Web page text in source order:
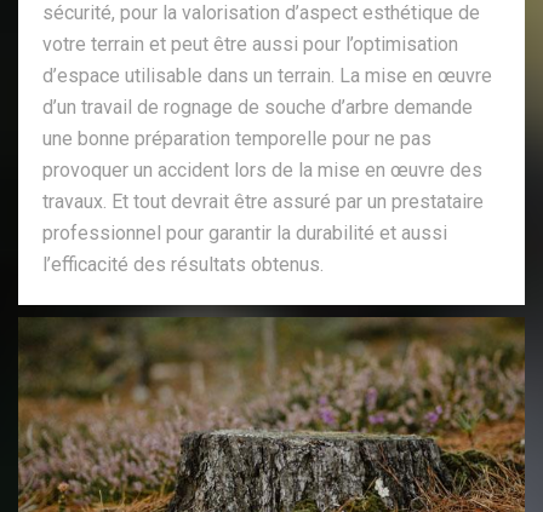
sécurité, pour la valorisation d’aspect esthétique de
votre terrain et peut être aussi pour l’optimisation
d’espace utilisable dans un terrain. La mise en œuvre
d’un travail de rognage de souche d’arbre demande
une bonne préparation temporelle pour ne pas
provoquer un accident lors de la mise en œuvre des
travaux. Et tout devrait être assuré par un prestataire
professionnel pour garantir la durabilité et aussi
l’efficacité des résultats obtenus.